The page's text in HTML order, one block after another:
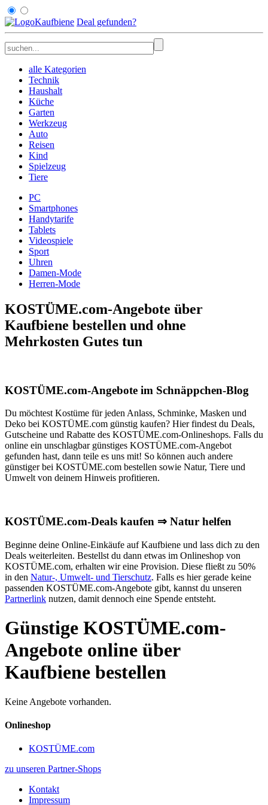
Kaufbiene Deal gefunden?
alle Kategorien
Technik
Haushalt
Küche
Garten
Werkzeug
Auto
Reisen
Kind
Spielzeug
Tiere
PC
Smartphones
Handytarife
Tablets
Videospiele
Sport
Uhren
Damen-Mode
Herren-Mode
KOSTÜME.com-Angebote über
Kaufbiene bestellen und ohne
Mehrkosten Gutes tun
KOSTÜME.com-Angebote im Schnäppchen-Blog
Du möchtest Kostüme für jeden Anlass, Schminke, Masken und
Deko bei KOSTÜME.com günstig kaufen? Hier findest du Deals,
Gutscheine und Rabatte des KOSTÜME.com-Onlineshops. Falls du
online ein unschlagbar günstiges KOSTÜME.com-Angebot
gefunden hast, dann teile es uns mit! So können auch andere
günstiger bei KOSTÜME.com bestellen sowie Natur, Tiere und
Umwelt von deinem Hinweis profitieren.
KOSTÜME.com-Deals kaufen ⇒ Natur helfen
Beginne deine Online-Einkäufe auf Kaufbiene und lass dich zu den
Deals weiterleiten. Bestellst du dann etwas im Onlineshop von
KOSTÜME.com, erhalten wir eine Provision. Diese fließt zu 50%
in den Natur-, Umwelt- und Tierschutz. Falls es hier gerade keine
passenden KOSTÜME.com-Angebote gibt, kannst du unseren
Partnerlink nutzen, damit dennoch eine Spende entsteht.
Günstige KOSTÜME.com-
Angebote online über
Kaufbiene bestellen
Keine Angebote vorhanden.
Onlineshop
KOSTÜME.com
zu unseren Partner-Shops
Kontakt
Impressum